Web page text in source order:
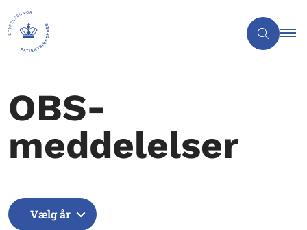
OBS-
meddelelser
Vælg år